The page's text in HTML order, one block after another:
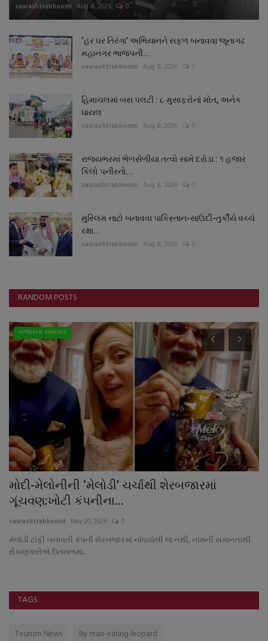
saurashtrabhoomi Aug 8, 2026 0
‘હર ઘર તિરંગા’ અભિયાનને સફળ બનાવવા જૂનાગઢ
મહાનગર ભાજપની...
saurashtrabhoomi Aug 8, 2026 0
હિમાચલમાં બસ પલટી : ૮ મુસાફરોનાં મોત, અનેક
ઘાયલ
saurashtrabhoomi Aug 8, 2026 0
રાજ્યભરમાં ભેળસેળીયા તત્વો સામે દરોડા : ૧ હજાર
કિલો પનીરનો...
saurashtrabhoomi Aug 8, 2026 0
મુસ્લિમ નાટો બનાવવા પાકિસ્તાન-સાઉદી-તુર્કીયે વચ્ચે
રક્ષા...
saurashtrabhoomi Aug 8, 2026 0
RANDOM POSTS
બજારના સમાચાર
મોદી-મેલોનીની ‘મેલોડી’ ચર્ચાથી શેરબજારમાં
ગૂંચવણ:ખોટી કંપનીના...
saurashtrabhoomi May 20, 2026 0
મેલોડી ટોફી બનાવતી કંપની શેરબજારમાં નોંધાયેલી જ નથી, નામની સમાનતાથી
રોકાણકારોએ ઉતાવળમાં...
TAGS
Tourism News
By man-eating leopard